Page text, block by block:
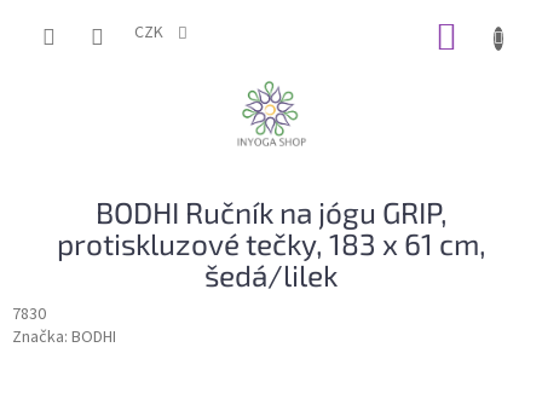
CZK
BODHI Ručník na jógu GRIP,
protiskluzové tečky, 183 x 61 cm,
šedá/lilek
7830
Značka: BODHI